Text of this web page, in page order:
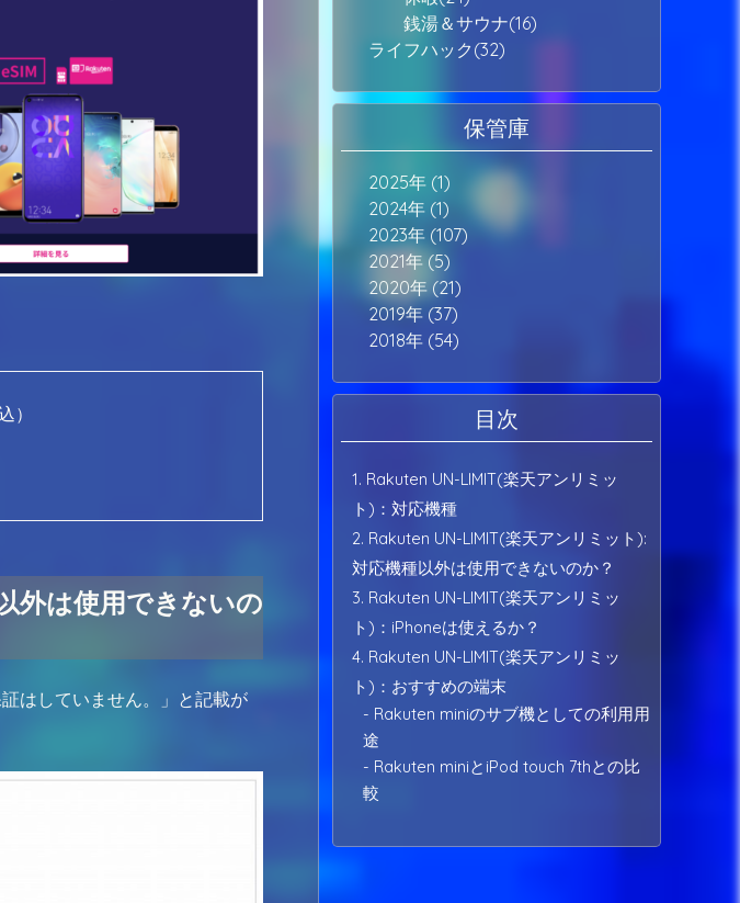
）
外は使用できないの
はしていません。」と記載が
銭湯＆サウナ(16)
ライフハック(32)
保管庫
2025年 (1)
2024年 (1)
2023年 (107)
2021年 (5)
2020年 (21)
2019年 (37)
2018年 (54)
目次
1. Rakuten UN-LIMIT(楽天アンリミッ
ト)：対応機種
2. Rakuten UN-LIMIT(楽天アンリミット):
対応機種以外は使用できないのか？
3. Rakuten UN-LIMIT(楽天アンリミッ
ト)：iPhoneは使えるか？
4. Rakuten UN-LIMIT(楽天アンリミッ
ト)：おすすめの端末
- Rakuten miniのサブ機としての利用用
途
- Rakuten miniとiPod touch 7thとの比
較